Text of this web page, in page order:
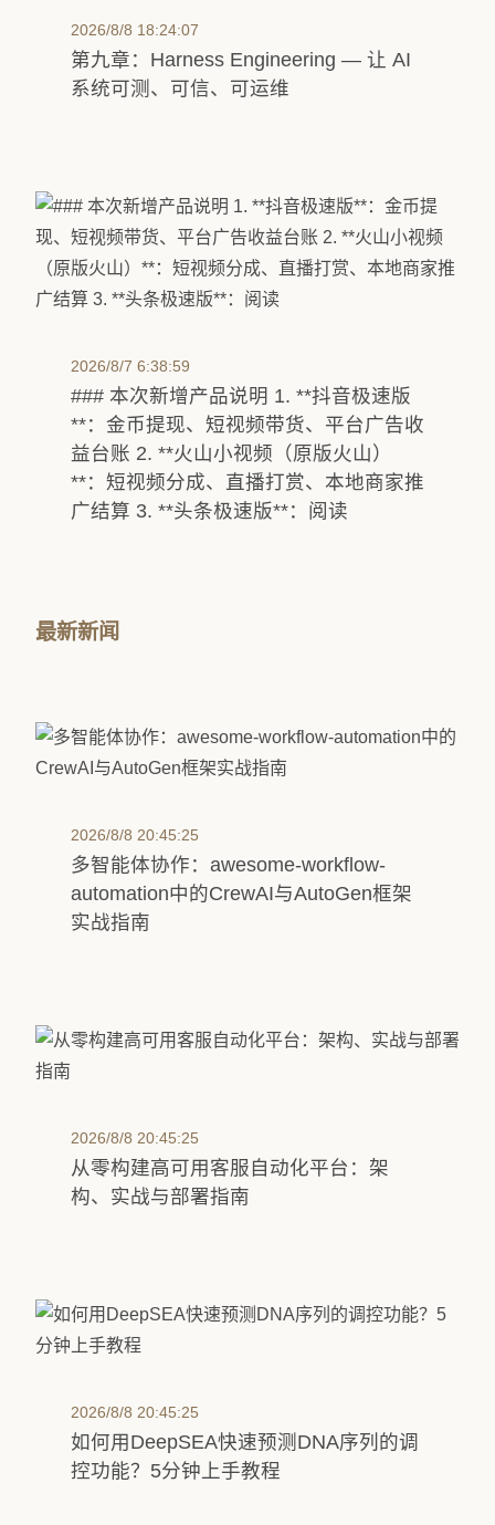
2026/8/8 18:24:07
第九章：Harness Engineering — 让 AI
系统可测、可信、可运维
2026/8/7 6:38:59
### 本次新增产品说明 1. **抖音极速版
**：金币提现、短视频带货、平台广告收
益台账 2. **火山小视频（原版火山）
**：短视频分成、直播打赏、本地商家推
广结算 3. **头条极速版**：阅读
最新新闻
2026/8/8 20:45:25
多智能体协作：awesome-workflow-
automation中的CrewAI与AutoGen框架
实战指南
2026/8/8 20:45:25
从零构建高可用客服自动化平台：架
构、实战与部署指南
2026/8/8 20:45:25
如何用DeepSEA快速预测DNA序列的调
控功能？5分钟上手教程